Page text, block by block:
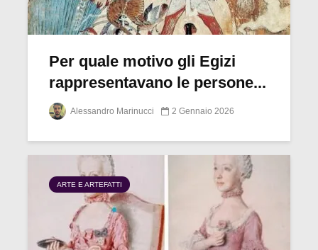
Per quale motivo gli Egizi
rappresentavano le persone...
Alessandro Marinucci 2 Gennaio 2026
ARTE E ARTEFATTI